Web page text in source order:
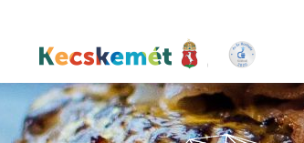
tartalomra
Kecskemét Város